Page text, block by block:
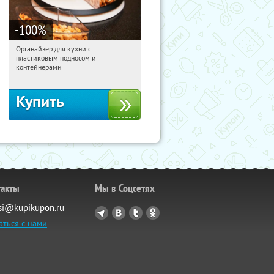
-100%
02:19:52 Получили:
Россия
Органайзер для кухни с
пластиковым подносом и
контейнерами
Купить
с нами
Мы в Соцсетях